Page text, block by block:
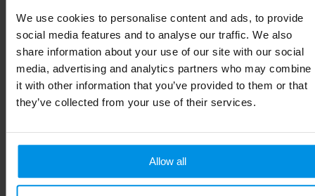
We use cookies to personalise content and ads, to provide
social media features and to analyse our traffic. We also
share information about your use of our site with our social
media, advertising and analytics partners who may combine
it with other information that you’ve provided to them or that
they’ve collected from your use of their services.
Allow all
Breedte 10 cm
Lengte 13 cm
Gerelateerde producten